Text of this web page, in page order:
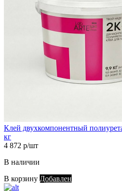
Клей двухкомпонентный
кг
4 872 р/шт
В наличии
В корзину Добавлен